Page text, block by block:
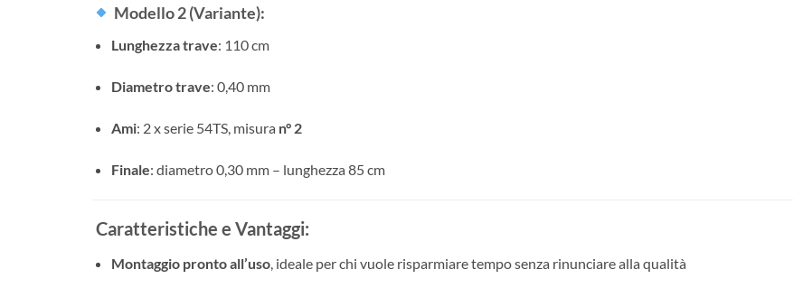
Modello 2 (Variante):
Lunghezza trave: 110 cm
Diametro trave: 0,40 mm
Ami: 2 x serie 54TS, misura n° 2
Finale: diametro 0,30 mm – lunghezza 85 cm
Caratteristiche e Vantaggi:
Montaggio pronto all’uso, ideale per chi vuole risparmiare tempo senza rinunciare alla qualità